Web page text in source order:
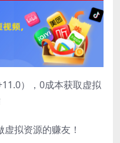
），0成本获取虚拟
拟资源的赚友！